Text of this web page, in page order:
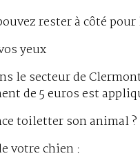
rester à côté
yeux
le secteur de
de 5 euros est
toiletter son animal ?
votre chien :